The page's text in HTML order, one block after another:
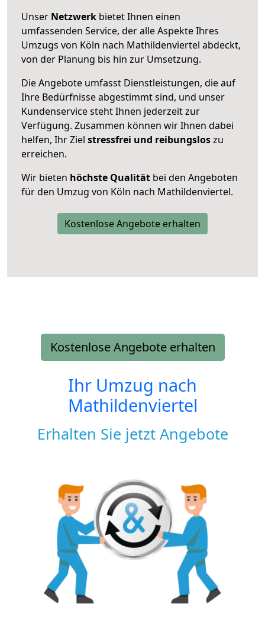
Unser Netzwerk bietet Ihnen einen
umfassenden Service, der alle Aspekte Ihres
Umzugs von Köln nach Mathildenviertel abdeckt,
von der Planung bis hin zur Umsetzung.
Die Angebote umfasst Dienstleistungen, die auf
Ihre Bedürfnisse abgestimmt sind, und unser
Kundenservice steht Ihnen jederzeit zur
Verfügung. Zusammen können wir Ihnen dabei
helfen, Ihr Ziel stressfrei und reibungsloszu
erreichen.
Wir bieten höchste Qualität bei den Angeboten
für den Umzug von Köln nach Mathildenviertel.
Kostenlose Angebote erhalten
Kostenlose Angebote erhalten
Ihr Umzug nach
Mathildenviertel
Erhalten Sie jetzt Angebote